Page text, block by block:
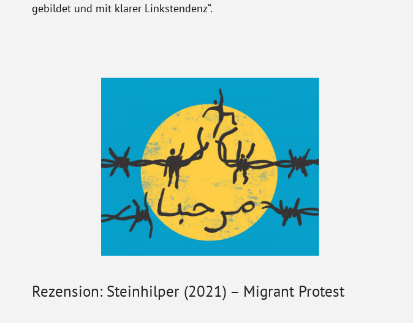
gebildet und mit klarer Linkstendenz“.
Rezension: Steinhilper (2021) – Migrant Protest